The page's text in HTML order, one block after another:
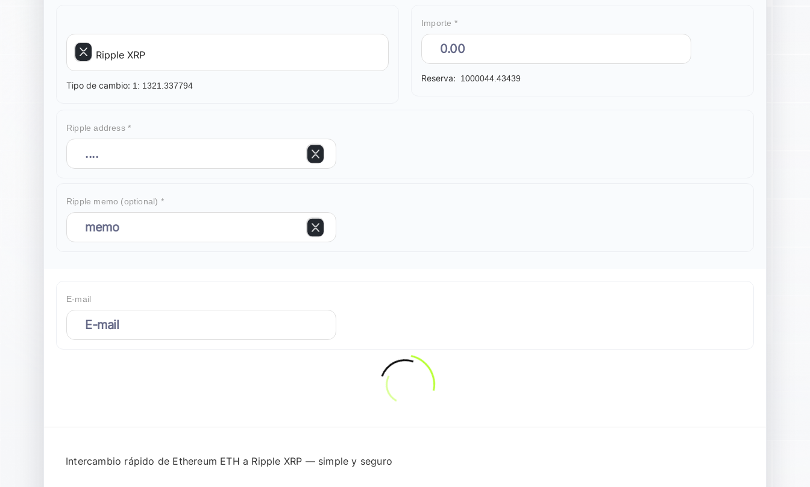
Ripple XRP
Tipo de cambio: 1: 1321.337794
Importe *
Reserva: 1000044.43439
Ripple address *
Ripple memo (optional) *
E-mail
Intercambio rápido de Ethereum ETH a Ripple XRP — simple y seguro